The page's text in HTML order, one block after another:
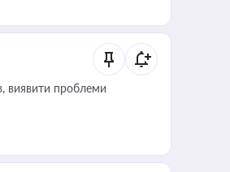
виявити проблеми